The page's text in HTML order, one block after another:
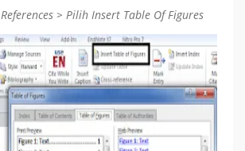
References > Pilih Insert Table Of Figures